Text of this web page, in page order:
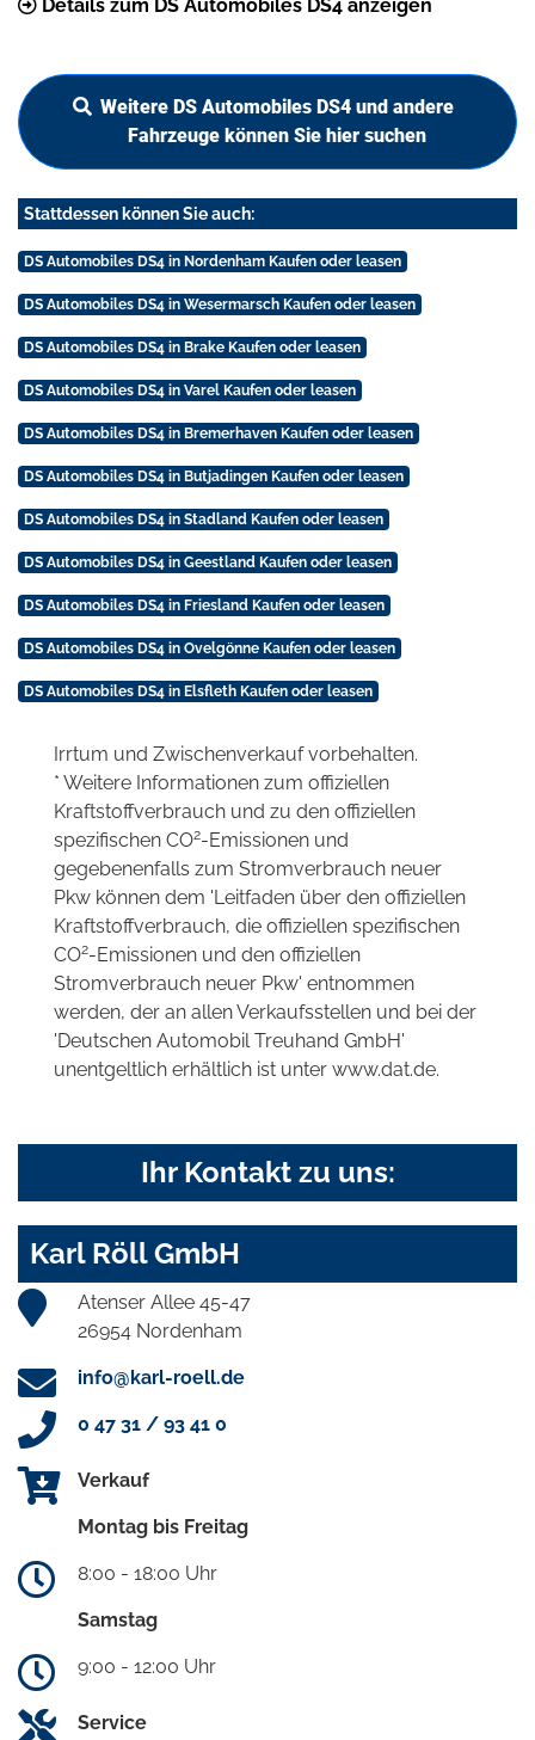
Details zum DS Automobiles DS4 anzeigen
Weitere DS Automobiles DS4 und andere
Fahrzeuge können Sie hier suchen
Stattdessen können Sie auch:
DS Automobiles DS4 in Nordenham Kaufen oder leasen
DS Automobiles DS4 in Wesermarsch Kaufen oder leasen
DS Automobiles DS4 in Brake Kaufen oder leasen
DS Automobiles DS4 in Varel Kaufen oder leasen
DS Automobiles DS4 in Bremerhaven Kaufen oder leasen
DS Automobiles DS4 in Butjadingen Kaufen oder leasen
DS Automobiles DS4 in Stadland Kaufen oder leasen
DS Automobiles DS4 in Geestland Kaufen oder leasen
DS Automobiles DS4 in Friesland Kaufen oder leasen
DS Automobiles DS4 in Ovelgönne Kaufen oder leasen
DS Automobiles DS4 in Elsfleth Kaufen oder leasen
Irrtum und Zwischenverkauf vorbehalten.
* Weitere Informationen zum offiziellen
Kraftstoffverbrauch und zu den offiziellen
spezifischen CO2-Emissionen und
gegebenenfalls zum Stromverbrauch neuer
Pkw können dem 'Leitfaden über den offiziellen
Kraftstoffverbrauch, die offiziellen spezifischen
CO2-Emissionen und den offiziellen
Stromverbrauch neuer Pkw' entnommen
werden, der an allen Verkaufsstellen und bei der
'Deutschen Automobil Treuhand GmbH'
unentgeltlich erhältlich ist unter www.dat.de.
Ihr Kontakt zu uns:
Karl Röll GmbH
Atenser Allee 45-47
26954 Nordenham
info@karl-roell.de
0 47 31 / 93 41 0
Verkauf
Montag bis Freitag
8:00 - 18:00 Uhr
Samstag
9:00 - 12:00 Uhr
Service